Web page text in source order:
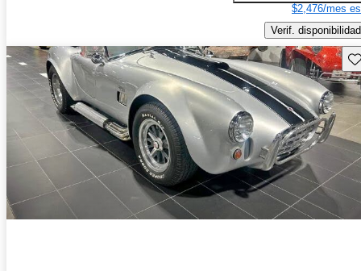
$2,476/mes
Verif. disponibilidad